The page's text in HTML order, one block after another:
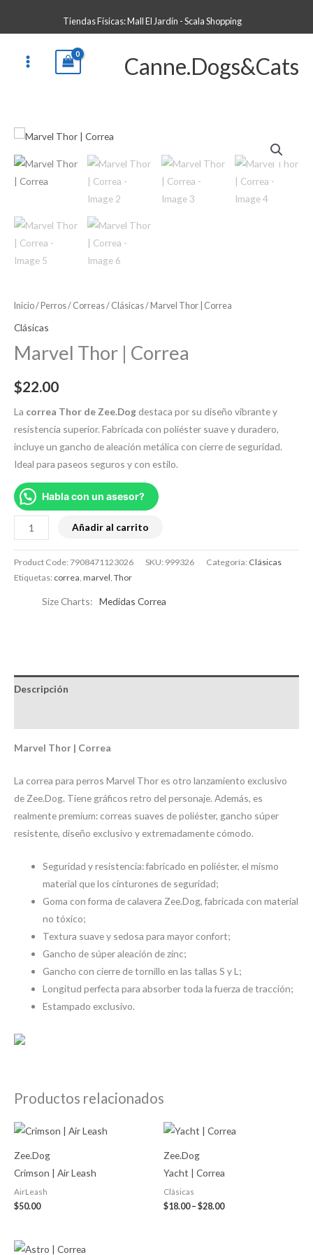
Tiendas Físicas: Mall El Jardín - Scala Shopping
Canne.Dogs&Cats
Inicio/ Perros/ Correas/ Clásicas/ Marvel Thor | Correa
Clásicas
Marvel Thor | Correa
$22.00
La correa Thor de Zee.Dog destaca por su diseño vibrante y
resistencia superior. Fabricada con poliéster suave y duradero,
incluye un gancho de aleación metálica con cierre de seguridad.
Ideal para paseos seguros y con estilo.
Habla con un asesor?
Marvel
Thor
Correa
Añadir al carrito
Product Code:7908471123026 SKU: 999326 Categoría: Clásicas
Etiquetas: correa marvel Thor
Size Charts Medidas Correa
Descripción
Marvel Thor | Correa
La correa para perros Marvel Thor es otro lanzamiento exclusivo
de Zee.Dog. Tiene gráficos retro del personaje. Además, es
realmente premium: correas suaves de poliéster, gancho súper
resistente, diseño exclusivo y extremadamente cómodo.
Seguridad y resistencia: fabricado en poliéster, el mismo
material que los cinturones de seguridad;
Goma con forma de calavera Zee.Dog, fabricada con material
no tóxico;
Textura suave y sedosa para mayor confort;
Gancho de súper aleación de zinc;
Gancho con cierre de tornillo en las tallas S y L;
Longitud perfecta para absorber toda la fuerza de tracción;
Estampado exclusivo.
Productos relacionados
Zee.Dog
Crimson | Air Leash
AirLeash
$50.00
Zee.Dog
Yacht | Correa
Clásicas
$18.00 – $28.00
range:
$28.00